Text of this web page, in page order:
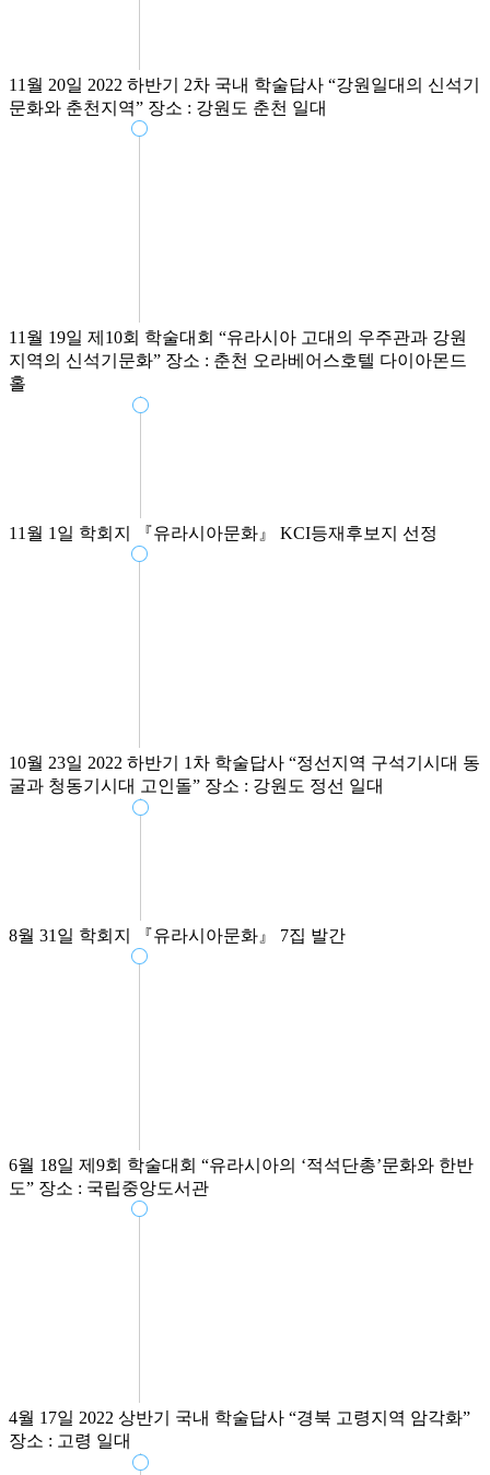
11월 20일 2022 하반기 2차 국내 학술답사 “강원일대의 신석기
문화와 춘천지역” 장소 : 강원도 춘천 일대
11월 19일 제10회 학술대회 “유라시아 고대의 우주관과 강원
지역의 신석기문화” 장소 : 춘천 오라베어스호텔 다이아몬드
홀
11월 1일 학회지 『유라시아문화』 KCI등재후보지 선정
10월 23일 2022 하반기 1차 학술답사 “정선지역 구석기시대 동
굴과 청동기시대 고인돌” 장소 : 강원도 정선 일대
8월 31일 학회지 『유라시아문화』 7집 발간
6월 18일 제9회 학술대회 “유라시아의 ‘적석단총’문화와 한반
도” 장소 : 국립중앙도서관
4월 17일 2022 상반기 국내 학술답사 “경북 고령지역 암각화”
장소 : 고령 일대